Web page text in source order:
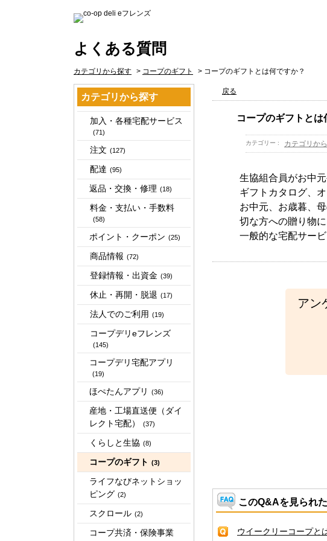
よくある質問
カテゴリから探す > コープのギフト > コープのギフトとは何ですか？
カテゴリから探す
加入・各種宅配サービス
(71)
注文 (127)
配達 (95)
返品・交換・修理 (18)
料金・支払い・手数料
(58)
ポイント・クーポン (25)
商品情報 (72)
登録情報・出資金 (39)
休止・再開・脱退 (17)
法人でのご利用 (19)
コープデリeフレンズ
(145)
コープデリ宅配アプリ
(19)
ほぺたんアプリ (36)
産地・工場直送便（ダイ
レクト宅配）
(37)
くらしと生協 (8)
コープのギフト (3)
ライフなびネットショッ
ピング (2)
スクロール (2)
コープ共済・保険事業
戻る
コープのギフトとは
カテゴリー : カテゴリか
生協組合員がお中
ギフトカタログ、
お中元、お歳暮、
切な方への贈り物
一般的な宅配サー
アン
このQ&Aを見られ
ウイークリーコープと